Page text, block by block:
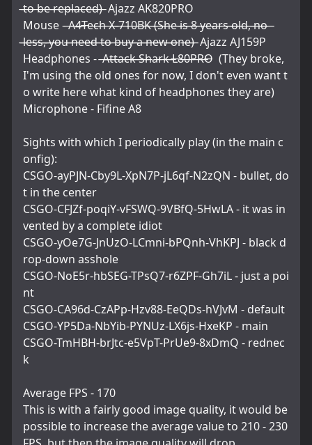
̶t̶o̶ ̶b̶e̶ ̶r̶e̶p̶l̶a̶c̶e̶d̶)̶  Ajazz AK820PRO
Mouse - ̶A̶4̶T̶e̶c̶h̶ ̶X̶-̶7̶1̶0̶B̶K̶ ̶(̶S̶h̶e̶ ̶i̶s̶ ̶8̶ ̶y̶e̶a̶r̶s̶ ̶o̶l̶d̶,̶ ̶n̶o̶
̶l̶e̶s̶s̶,̶ ̶y̶o̶u̶ ̶n̶e̶e̶d̶ ̶t̶o̶ ̶b̶u̶y̶ ̶a̶ ̶n̶e̶w̶ ̶o̶n̶e̶)̶  Ajazz AJ159P
Headphones -  ̶A̶t̶t̶a̶c̶k̶ ̶S̶h̶a̶r̶k̶ ̶L̶8̶0̶P̶R̶O̶  (They broke,
I'm using the old ones for now, I don't even want t
o write here what kind of headphones they are)
Microphone - Fifine A8
Sights with which I periodically play (in the main c
onfig):
CSGO-ayPJN-Cby9L-XpN7P-jL6qf-N2zQN - bullet, do
t in the center
CSGO-CFJZf-poqiY-vFSWQ-9VBfQ-5HwLA - it was in
vented by a complete idiot
CSGO-yOe7G-JnUzO-LCmni-bPQnh-VhKPJ - black d
rop-down asshole
CSGO-NoE5r-hbSEG-TPsQ7-r6ZPF-Gh7iL - just a poi
nt
CSGO-CA96d-CzAPp-Hzv88-EeQDs-hVJvM - default
CSGO-YP5Da-NbYib-PYNUz-LX6js-HxeKP - main
CSGO-TmHBH-brJtc-e5VpT-PrUe9-8xDmQ - rednec
k
Average FPS - 170
This is with a fairly good image quality, it would be
possible to increase the average value to 210 - 230